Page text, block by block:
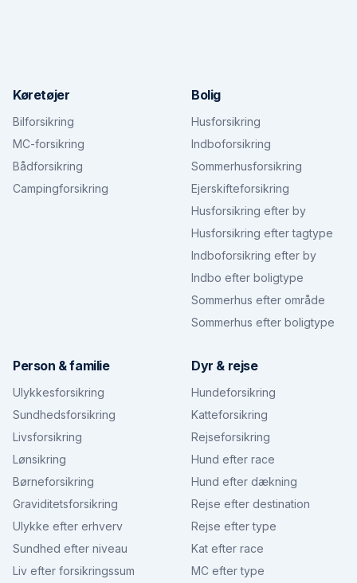
Køretøjer
Bilforsikring
MC-forsikring
Bådforsikring
Campingforsikring
Bolig
Husforsikring
Indboforsikring
Sommerhusforsikring
Ejerskifteforsikring
Husforsikring efter by
Husforsikring efter tagtype
Indboforsikring efter by
Indbo efter boligtype
Sommerhus efter område
Sommerhus efter boligtype
Person & familie
Ulykkesforsikring
Sundhedsforsikring
Livsforsikring
Lønsikring
Børneforsikring
Graviditetsforsikring
Ulykke efter erhverv
Sundhed efter niveau
Liv efter forsikringssum
Dyr & rejse
Hundeforsikring
Katteforsikring
Rejseforsikring
Hund efter race
Hund efter dækning
Rejse efter destination
Rejse efter type
Kat efter race
MC efter type